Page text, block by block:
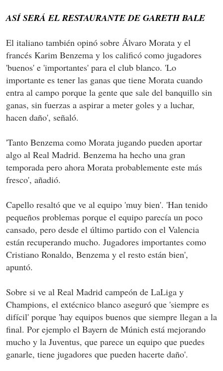
ASÍ SERÁ EL RESTAURANTE DE GARETH BALE
El italiano también opinó sobre Álvaro Morata y el
francés Karim Benzema y los calificó como jugadores
'buenos' e 'importantes' para el club blanco. 'Lo
importante es tener las ganas que tiene Morata cuando
entra al campo porque la gente que sale del banquillo sin
ganas, sin fuerzas a aspirar a meter goles y a luchar,
hacen daño', señaló.
'Tanto Benzema como Morata jugando pueden aportar
algo al Real Madrid. Benzema ha hecho una gran
temporada pero ahora Morata probablemente este más
fresco', añadió.
Capello resaltó que ve al equipo 'muy bien'. 'Han tenido
pequeños problemas porque el equipo parecía un poco
cansado, pero desde el último partido con el Valencia
están recuperando mucho. Jugadores importantes como
Cristiano Ronaldo, Benzema y el resto están bien',
apuntó.
Sobre si ve al Real Madrid campeón de LaLiga y
Champions, el extécnico blanco aseguró que 'siempre es
difícil' porque 'hay equipos buenos que siempre llegan a la
final. Por ejemplo el Bayern de Múnich está mejorando
mucho y la Juventus, que parece un equipo que puedes
ganarle, tiene jugadores que pueden hacerte daño'.